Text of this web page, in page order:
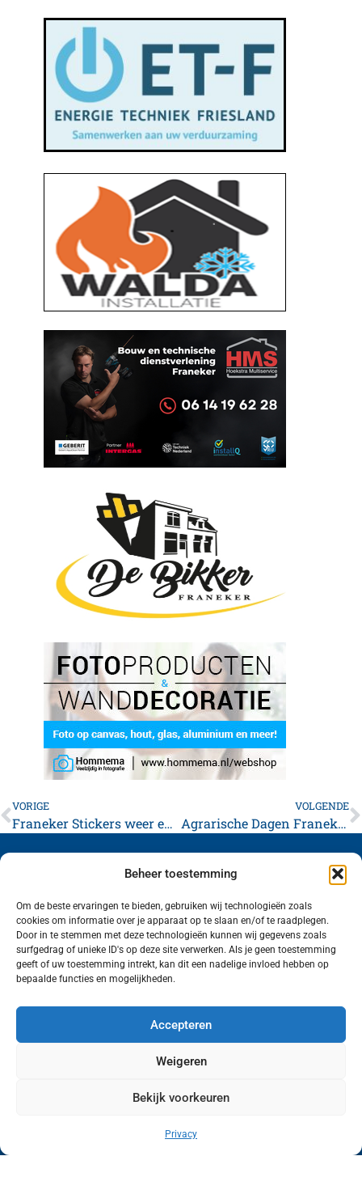
Beheer toestemming
Om de beste ervaringen te bieden, gebruiken wij technologieën zoals
cookies om informatie over je apparaat op te slaan en/of te raadplegen.
Door in te stemmen met deze technologieën kunnen wij gegevens zoals
surfgedrag of unieke ID's op deze site verwerken. Als je geen toestemming
geeft of uw toestemming intrekt, kan dit een nadelige invloed hebben op
bepaalde functies en mogelijkheden.
Accepteren
Weigeren
Bekijk voorkeuren
Privacy
VORIGE
Franeker Stickers weer enorme rage: “Dit had ik zelf ook niet meer verwacht.”
VOLGENDE
Agrarische Dagen Franeker – Programma voor de donderdag
Volg ons (hierboven) op social media!
Wij van FranekerActueel.nl verzorgen het nieuws